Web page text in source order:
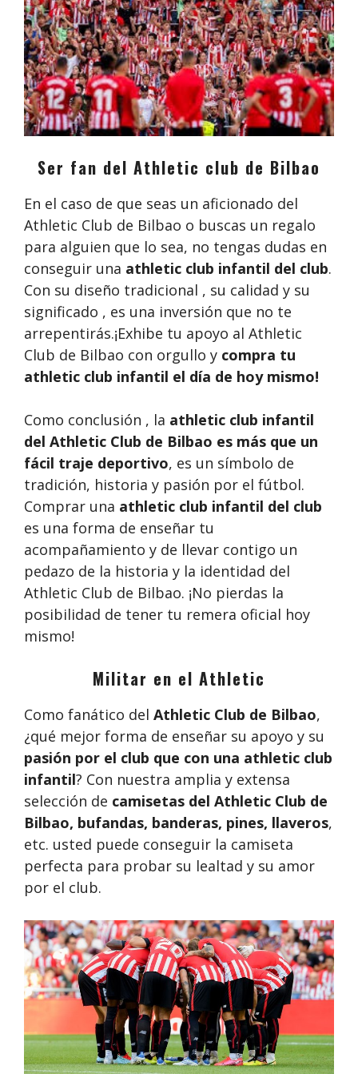
Ser fan del Athletic club de Bilbao
En el caso de que seas un aficionado del
Athletic Club de Bilbao o buscas un regalo
para alguien que lo sea, no tengas dudas en
conseguir una athletic club infantil del club.
Con su diseño tradicional , su calidad y su
significado , es una inversión que no te
arrepentirás.¡Exhibe tu apoyo al Athletic
Club de Bilbao con orgullo y compra tu
athletic club infantil el día de hoy mismo!
Como conclusión , la athletic club infantil
del Athletic Club de Bilbao es más que un
fácil traje deportivo, es un símbolo de
tradición, historia y pasión por el fútbol.
Comprar una athletic club infantil del club
es una forma de enseñar tu
acompañamiento y de llevar contigo un
pedazo de la historia y la identidad del
Athletic Club de Bilbao. ¡No pierdas la
posibilidad de tener tu remera oficial hoy
mismo!
Militar en el Athletic
Como fanático del Athletic Club de Bilbao,
¿qué mejor forma de enseñar su apoyo y su
pasión por el club que con una athletic club
infantil? Con nuestra amplia y extensa
selección de camisetas del Athletic Club de
Bilbao, bufandas, banderas, pines, llaveros,
etc. usted puede conseguir la camiseta
perfecta para probar su lealtad y su amor
por el club.